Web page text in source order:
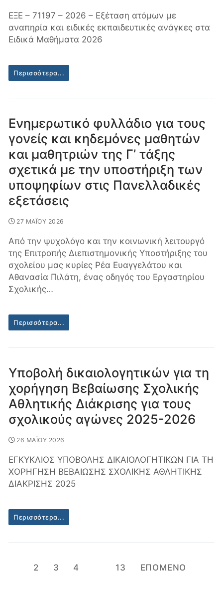
ΕΞΕ – 71197 – 2026 – Εξέταση ατόμων με
αναπηρία και ειδικές εκπαιδευτικές ανάγκες στα
Ειδικά Μαθήματα 2026
Περισσότερα...
Eνημερωτικό φυλλάδιο για τους
γονείς και κηδεμόνες μαθητών
και μαθητριών της Γ’ τάξης
σχετικά με την υποστήριξη των
υποψηφίων στις Πανελλαδικές
εξετάσεις
27 ΜΑΪΟΥ 2026
Από την ψυχολόγο και την κοινωνική λειτουργό
της Επιτροπής Διεπιστημονικής Υποστήριξης του
σχολείου μας κυρίες Ρέα Ευαγγελάτου και
Αθανασία Πιλάτη, ένας οδηγός του Εργαστηρίου
Σχολικής…
Περισσότερα...
Υποβολή δικαιολογητικών για τη
χορήγηση Βεβαίωσης Σχολικής
Αθλητικής Διάκρισης για τους
σχολικούς αγώνες 2025-2026
26 ΜΑΪΟΥ 2026
ΕΓΚΥΚΛΙΟΣ ΥΠΟΒΟΛΗΣ ΔΙΚΑΙΟΛΟΓΗΤΙΚΩΝ ΓΙΑ ΤΗ
ΧΟΡΗΓΗΣΗ ΒΕΒΑΙΩΣΗΣ ΣΧΟΛΙΚΗΣ ΑΘΛΗΤΙΚΗΣ
ΔΙΑΚΡΙΣΗΣ 2025
Περισσότερα...
Σελιδοποίηση
2 3 4 13 ΕΠΟΜΕΝΟ